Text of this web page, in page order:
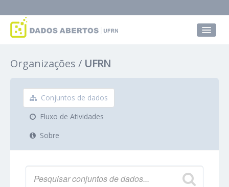
Grupos
Sobre
Organizações UFRN
Conjuntos de dados
Fluxo de Atividades
Sobre